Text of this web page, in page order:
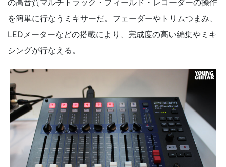
の高音質マルチトラック・フィールド・レコーダーの操作
を簡単に行なうミキサーだ。フェーダーやトリムつまみ、
LEDメーターなどの搭載により、完成度の高い編集やミキ
シングが行なえる。